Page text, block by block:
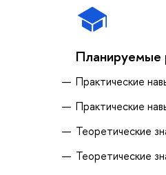
Планируемые
Практические
Практические
Теоретические
Теоретические